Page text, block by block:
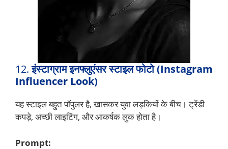
12.इंस्टाग्राम इनफ्लुएंसर स्टाइल फोटो (Instagram
Influencer Look)
यह स्टाइल बहुत पॉपुलर है, खासकर युवा लड़कियों के बीच। ट्रेंडी
कपड़े, अच्छी लाइटिंग, और आकर्षक लुक होता है।
Prompt: